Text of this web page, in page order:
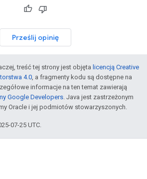
Prześlij opinię
treść tej strony jest objęta licencją Creative
4.0, a fragmenty kodu są dostępne na
informacje na ten temat zawierają
Google Developers. Java jest zastrzeżonym
Oracle i jej podmiotów stowarzyszonych.
07-25 UTC.